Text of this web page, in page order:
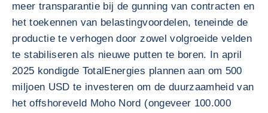
meer transparantie bij de gunning van contracten en
het toekennen van belastingvoordelen, teneinde de
productie te verhogen door zowel volgroeide velden
te stabiliseren als nieuwe putten te boren. In april
2025 kondigde TotalEnergies plannen aan om 500
miljoen USD te investeren om de duurzaamheid van
het offshoreveld Moho Nord (ongeveer 100.000